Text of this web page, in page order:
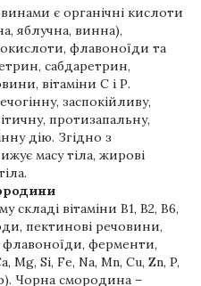
є органічні кислоти
яблучна, винна),
флавоноїди та
сабдаретрин,
вітаміни С і Р.
заспокійливу,
протизапальну,
дію. Згідно з
масу тіла, жирові
складі вітаміни В1, В2, В6,
пектинові речовини,
флавоноїди, ферменти,
Mg, Si, Fe, Na, Mn, Cu, Zn, P,
Чорна смородина –